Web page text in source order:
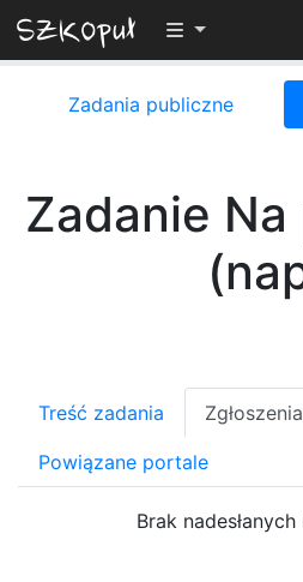
Przełącz
Zadania publiczne
Zadanie
Treść zadania Zgłoszenia
Powiązane portale
Brak